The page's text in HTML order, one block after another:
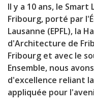
Il y a 10 ans, le
Fribourg, porté par
Lausanne (EPFL), la
d'Architecture de
Fribourg et avec le
Ensemble, nous
d'excellence reliant
appliquée pour